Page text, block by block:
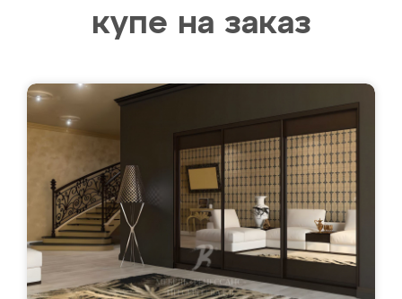
купе на заказ